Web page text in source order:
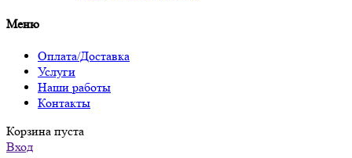
Меню
Оплата/Доставка
Услуги
Наши работы
Контакты
Корзина пуста
Вход